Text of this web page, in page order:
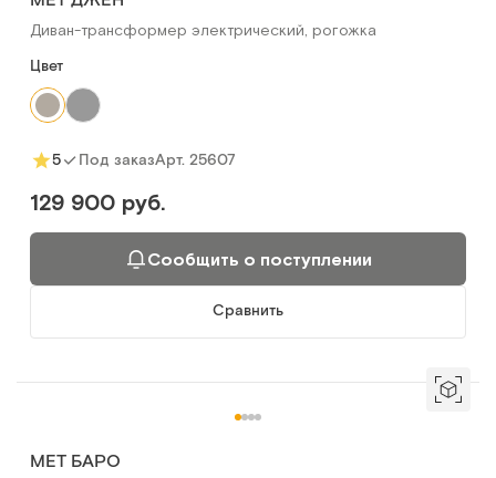
Диван-трансформер электрический, рогожка
Цвет
5 Под заказАрт. 25607
129 900 руб.
Сообщить о поступлении
Сравнить
MET БАРО